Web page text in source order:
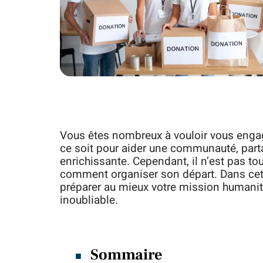
Vous êtes nombreux à vouloir vous
ce soit pour aider une communauté,
enrichissante. Cependant, il n’est pas
comment organiser son départ. Dans
préparer au mieux votre mission
inoubliable.
Sommaire